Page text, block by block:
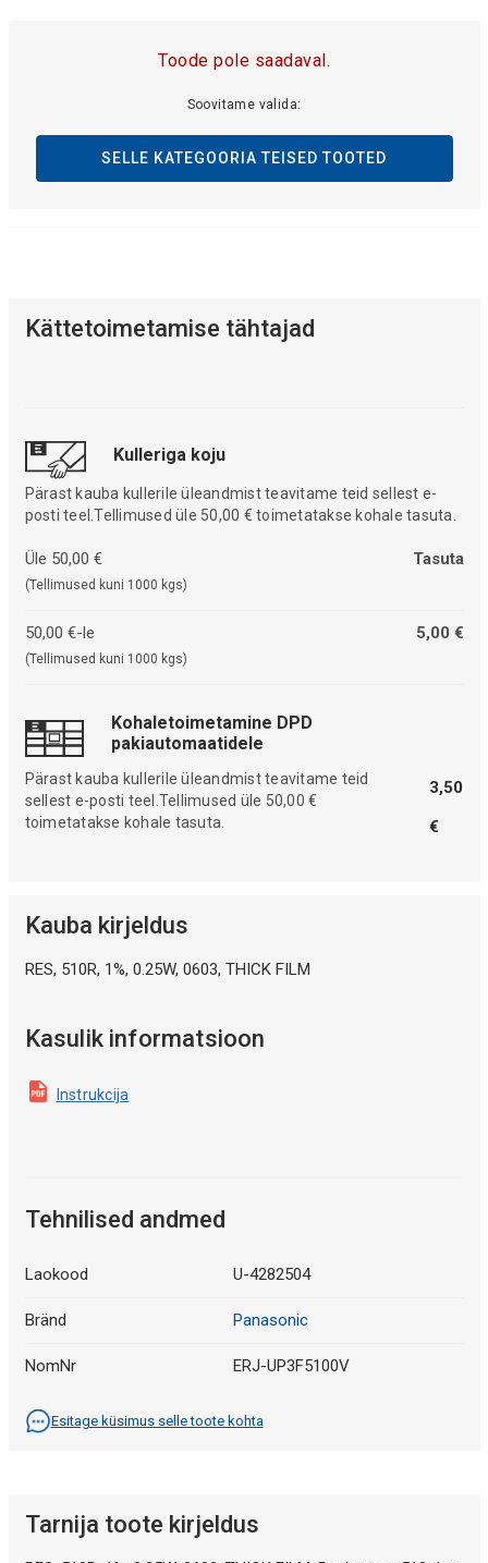
Toode pole saadaval.
Soovitame valida:
SELLE KATEGOORIA TEISED TOOTED
Kättetoimetamise tähtajad
Kulleriga koju
Pärast kauba kullerile üleandmist teavitame teid sellest e-
posti teel.Tellimused üle 50,00 € toimetatakse kohale tasuta.
Üle 50,00 €
(Tellimused kuni 1000 kgs)
Tasuta
50,00 €-le
(Tellimused kuni 1000 kgs)
5,00 €
Kohaletoimetamine DPD
pakiautomaatidele
Pärast kauba kullerile üleandmist teavitame teid
sellest e-posti teel.Tellimused üle 50,00 €
toimetatakse kohale tasuta.
3,50
€
Kauba kirjeldus
RES, 510R, 1%, 0.25W, 0603, THICK FILM
Kasulik informatsioon
Instrukcija
Tehnilised andmed
Laokood U-4282504
Bränd Panasonic
NomNr ERJ-UP3F5100V
Esitage küsimus selle toote kohta
Tarnija toote kirjeldus